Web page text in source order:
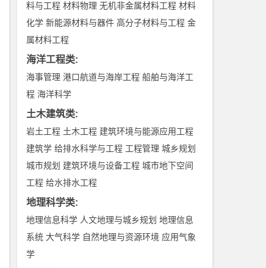
料与工程 材料物理 无机非金属材料工程 材料
化学 新能源材料与器件 高分子材料与工程 金
属材料工程
海洋工程类:
海事管理 港口航道与海岸工程 船舶与海洋工
程 海洋科学
土木建筑类:
岩土工程 土木工程 建筑环境与能源应用工程
建筑学 给排水科学与工程 工程管理 城乡规划
城市规划 建筑环境与设备工程 城市地下空间
工程 给水排水工程
地理科学类:
地理信息科学 人文地理与城乡规划 地理信息
系统 大气科学 自然地理与资源环境 应用气象
学